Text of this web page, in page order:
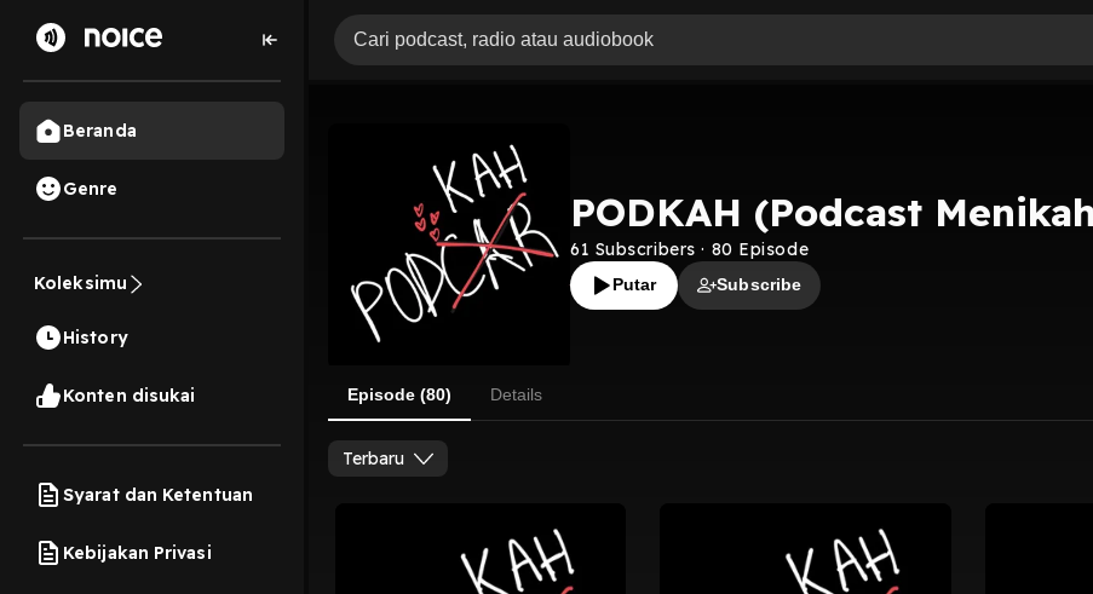
Beranda
Genre
Koleksimu
History
Konten disukai
Syarat dan Ketentuan
Kebijakan Privasi
PODKAH (Podcast
61 Subscribers · 80 Episode
Putar Subscribe
Episode (80) Details
Terbaru